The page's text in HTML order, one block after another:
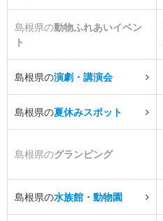
島根県の動物ふれあいイベン
ト
島根県の演劇・講演会
島根県の夏休みスポット
島根県のグランピング
島根県の水族館・動物園